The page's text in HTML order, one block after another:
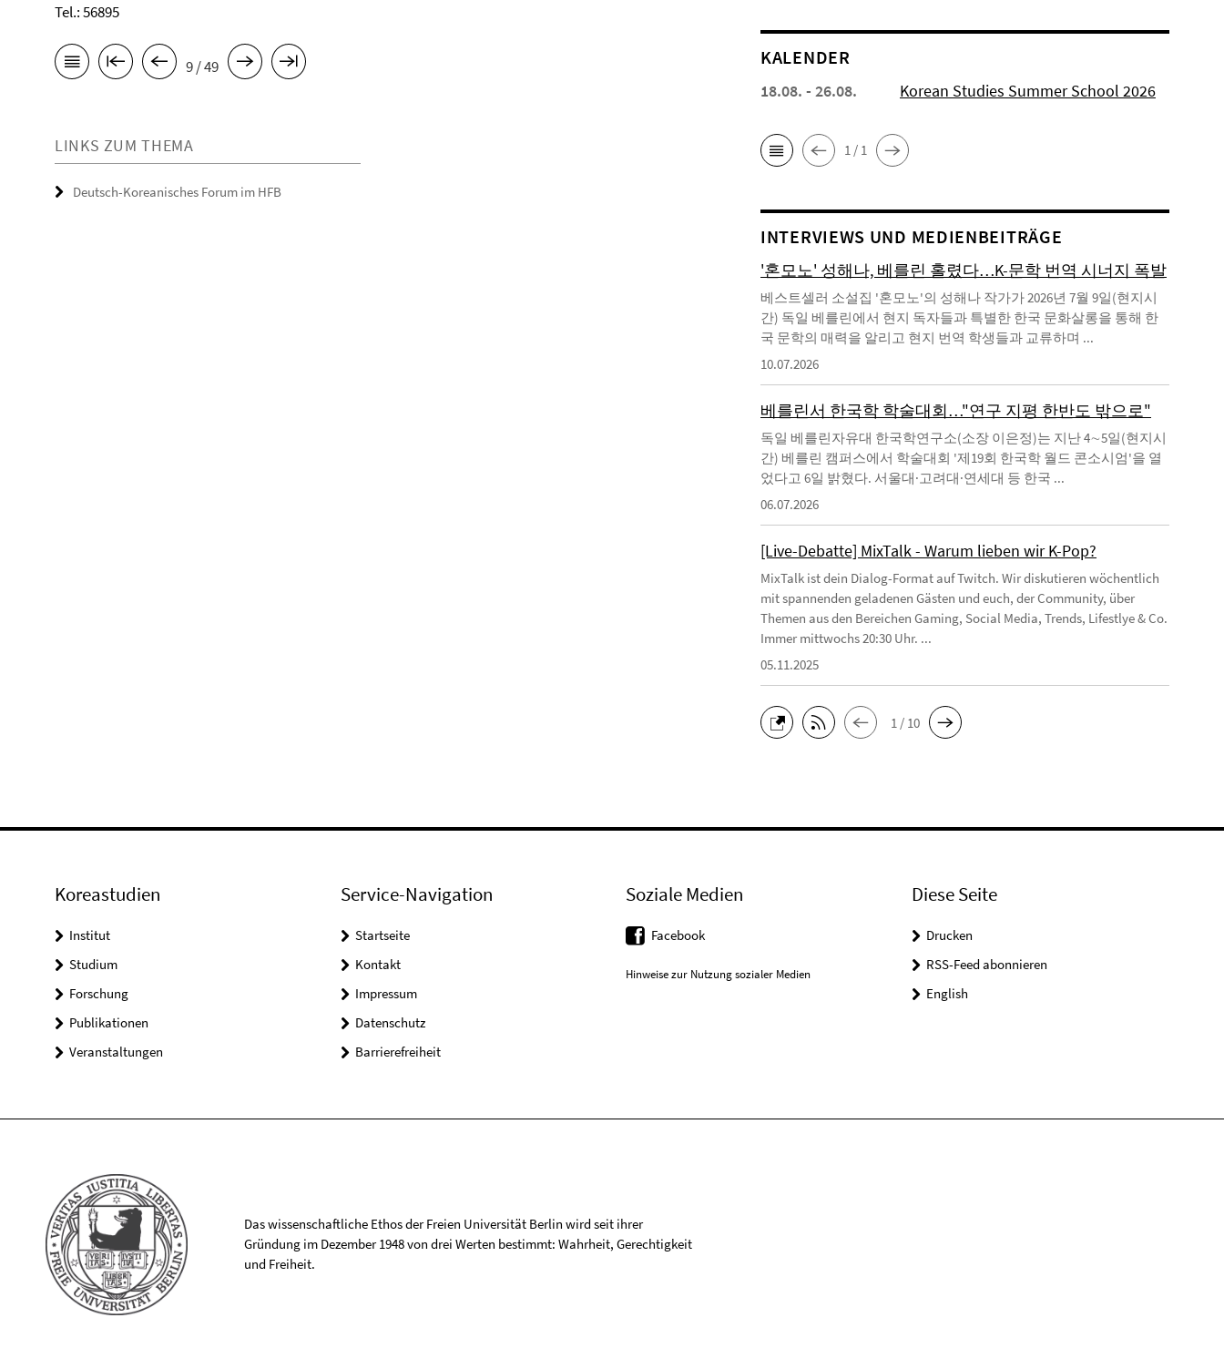
Tel.: 56895
9 / 49
LINKS ZUM THEMA
Deutsch-Koreanisches Forum im HFB
KALENDER
18.08. - 26.08. Korean Studies Summer School 2026
1 / 1
INTERVIEWS UND MEDIENBEITRÄGE
'혼모노' 성해나, 베를린 홀렸다…K-문학 번역 시너지 폭발
베스트셀러 소설집 '혼모노'의 성해나 작가가 2026년 7월 9일(현지시
간) 독일 베를린에서 현지 독자들과 특별한 한국 문화살롱을 통해 한
국 문학의 매력을 알리고 현지 번역 학생들과 교류하며 ...
10.07.2026
베를린서 한국학 학술대회…"연구 지평 한반도 밖으로"
독일 베를린자유대 한국학연구소(소장 이은정)는 지난 4∼5일(현지시
간) 베를린 캠퍼스에서 학술대회 '제19회 한국학 월드 콘소시엄'을 열
었다고 6일 밝혔다. 서울대·고려대·연세대 등 한국 ...
06.07.2026
[Live-Debatte] MixTalk - Warum lieben wir K-Pop?
MixTalk ist dein Dialog-Format auf Twitch. Wir diskutieren wöchentlich
mit spannenden geladenen Gästen und euch, der Community, über
Themen aus den Bereichen Gaming, Social Media, Trends, Lifestlye & Co.
Immer mittwochs 20:30 Uhr. ...
05.11.2025
1 / 10
Koreastudien
Institut
Studium
Forschung
Publikationen
Veranstaltungen
Service-Navigation
Startseite
Kontakt
Impressum
Datenschutz
Barrierefreiheit
Soziale Medien
Facebook
Hinweise zur Nutzung sozialer Medien
Diese Seite
Drucken
RSS-Feed abonnieren
English
Das wissenschaftliche Ethos der Freien Universität Berlin wird seit ihrer
Gründung im Dezember 1948 von drei Werten bestimmt: Wahrheit, Gerechtigkeit
und Freiheit.